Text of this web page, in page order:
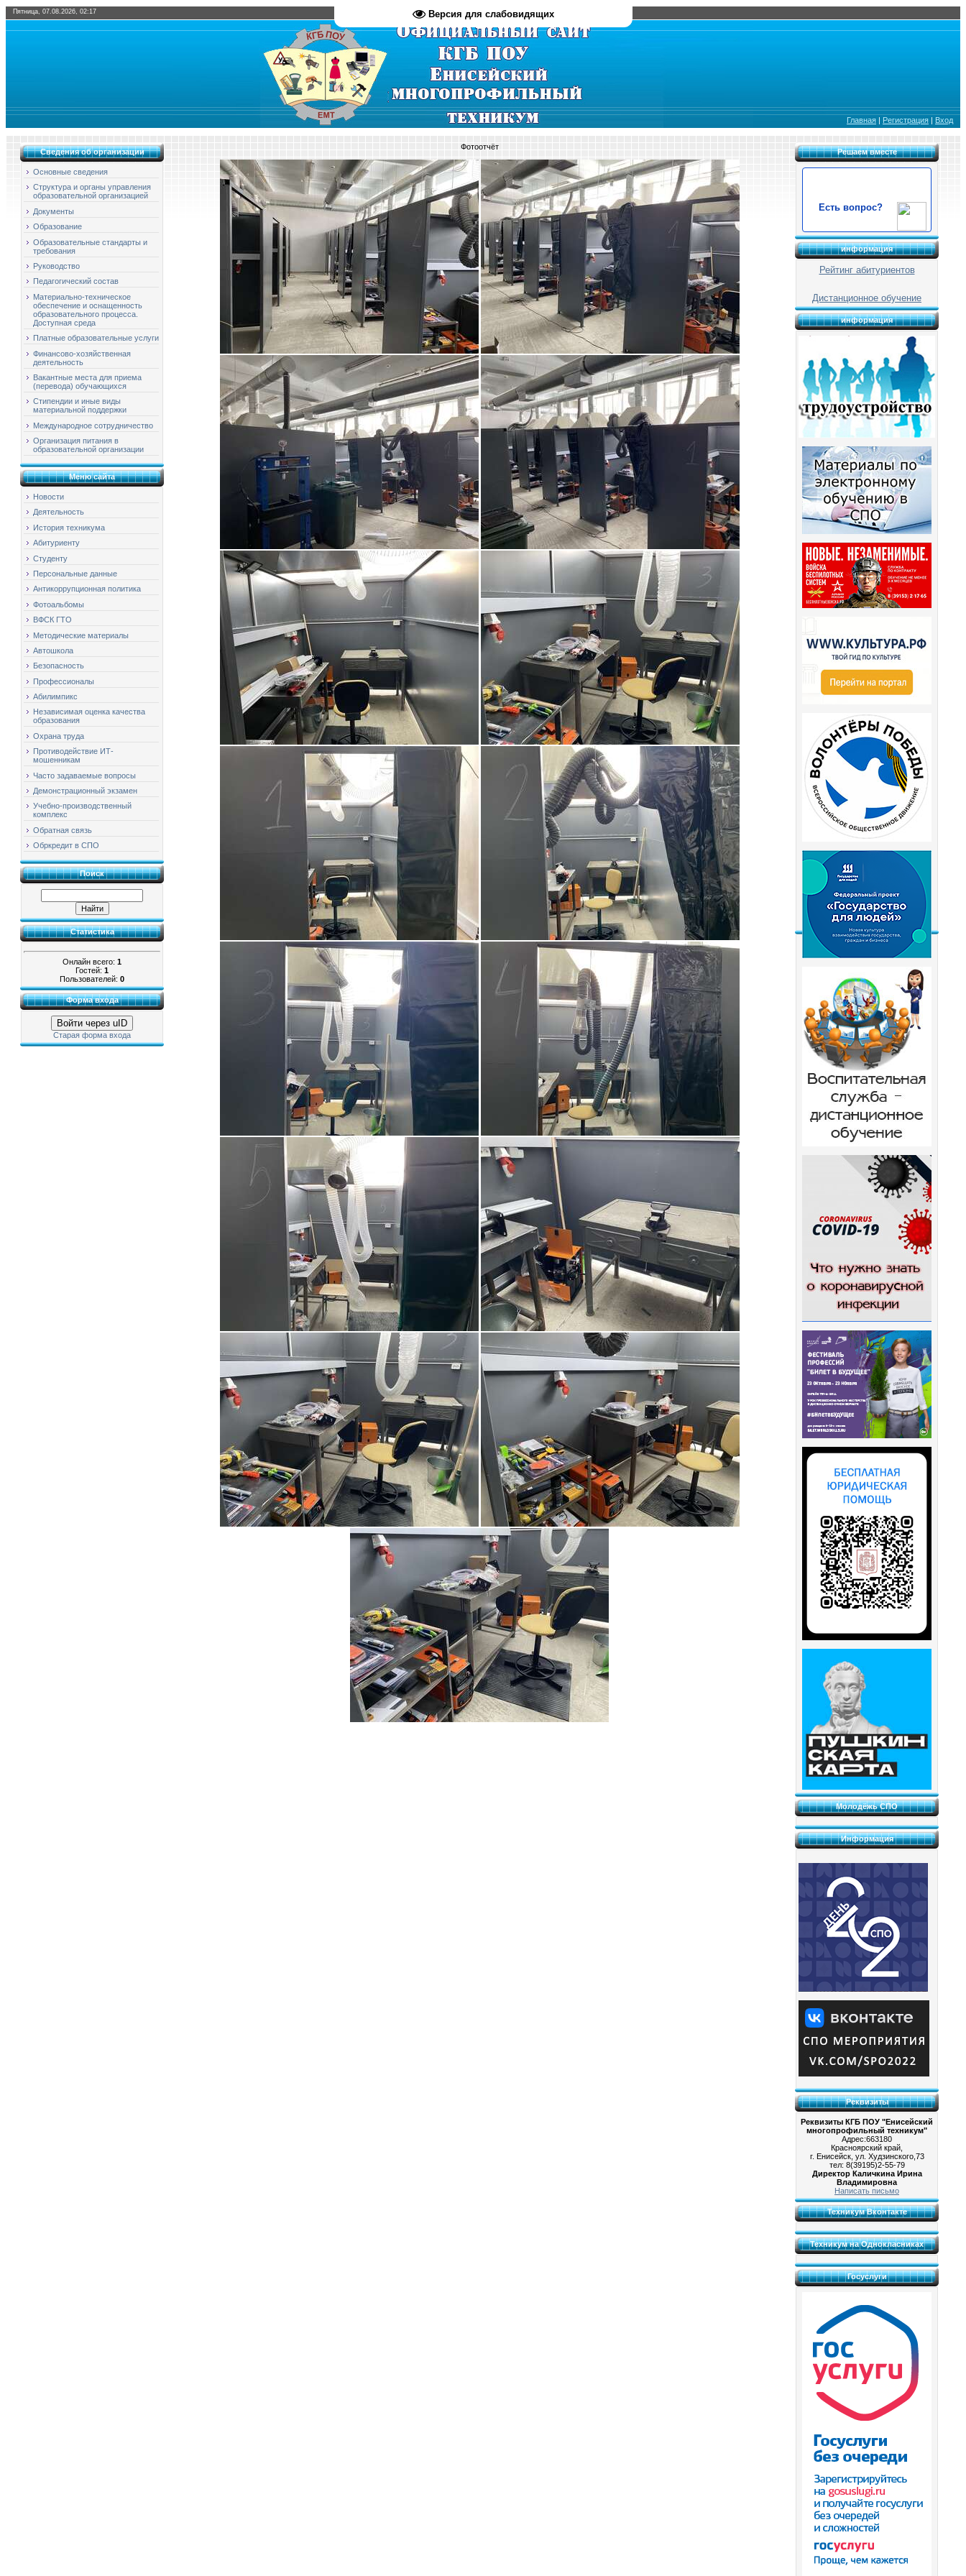
Версия для слабовидящих
Пятница, 07.08.2026, 02:17
Главная | Регистрация | Вход
Сведения об организации
Основные сведения
Структура и органы управления
образовательной организацией
Документы
Образование
Образовательные стандарты и
требования
Руководство
Педагогический состав
Материально-техническое
обеспечение и оснащенность
образовательного процесса.
Доступная среда
Платные образовательные услуги
Финансово-хозяйственная
деятельность
Вакантные места для приема
(перевода) обучающихся
Стипендии и иные виды
материальной поддержки
Международное сотрудничество
Организация питания в
образовательной организации
Меню сайта
Новости
Деятельность
История техникума
Абитуриенту
Студенту
Персональные данные
Антикоррупционная политика
Фотоальбомы
ВФСК ГТО
Методические материалы
Автошкола
Безопасность
Профессионалы
Абилимпикс
Независимая оценка качества
образования
Охрана труда
Противодействие ИТ-
мошенникам
Часто задаваемые вопросы
Демонстрационный экзамен
Учебно-производственный
комплекс
Обратная связь
Обркредит в СПО
Поиск
Статистика
Онлайн всего: 1
Гостей: 1
Пользователей: 0
Форма входа
Войти через uID
Старая форма входа
Фотоотчёт
Решаем вместе
Есть вопрос?
информация
Рейтинг абитуриентов
Дистанционное обучение
информация
Молодёжь СПО
Информация
Реквизиты
Реквизиты КГБ ПОУ "Енисейский
многопрофильный техникум"
Адрес:663180
Красноярский край,
г. Енисейск, ул. Худзинского,73
тел: 8(39195)2-55-79
Директор Каличкина Ирина
Владимировна
Написать письмо
Техникум Вконтакте
Техникум на Однокласниках
Госуслуги